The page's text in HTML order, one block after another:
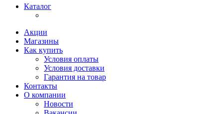
Каталог
Акции
Магазины
Как купить
Условия оплаты
Условия доставки
Гарантия на товар
Контакты
О компании
Новости